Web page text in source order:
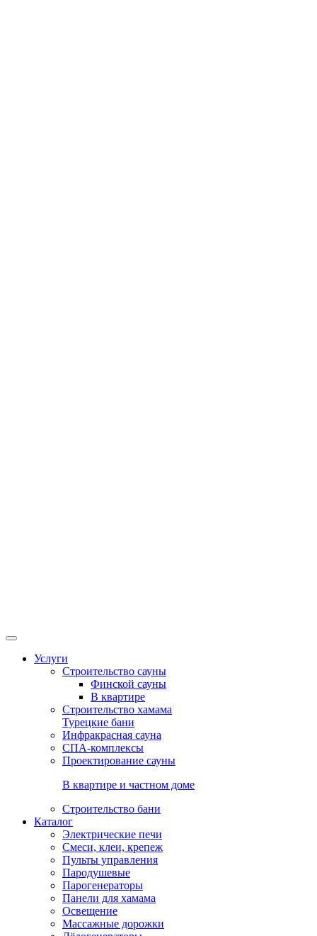
Услуги
Строительство сауны
Финской сауны
В квартире
Строительство хамама
Турецкие бани
Инфракрасная сауна
СПА-комплексы
Проектирование сауны
В квартире и частном доме
Строительство бани
Каталог
Электрические печи
Смеси, клеи, крепеж
Пульты управления
Пародушевые
Парогенераторы
Панели для хамама
Освещение
Массажные дорожки